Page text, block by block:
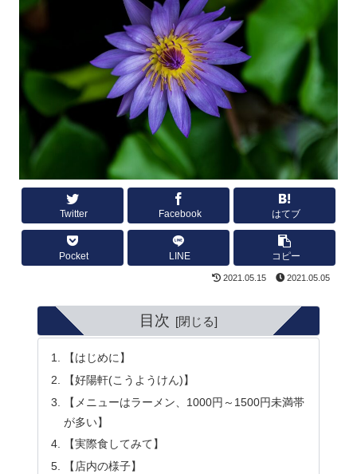
Twitter Facebook はてブ
Pocket LINE コピー
2021.05.15 2021.05.05
目次
【はじめに】
【好陽軒(こうようけん)】
【メニューはラーメン、1000円～1500円未満帯
が多い】
【実際食してみて】
【店内の様子】